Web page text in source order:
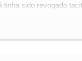
tinha sido revogado